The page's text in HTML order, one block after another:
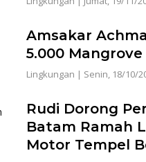
Amsakar
5.000
Lingkungan | Senin, 18/10/
Rudi Dorong
Batam Ramah
Motor Tempel